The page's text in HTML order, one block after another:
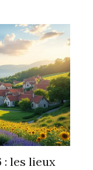
: les lieux